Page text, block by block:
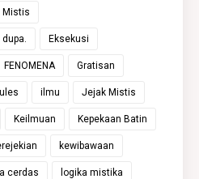
Mistis
dupa. Eksekusi
FENOMENA Gratisan
ilmu Jejak Mistis
Keilmuan Kepekaan Batin
kewibawaan
cerdas logika mistika